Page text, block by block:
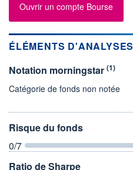
Ouvrir un compte Bourse
ÉLÉMENTS D'ANALYSES
Notation morningstar (1)
Catégorie de fonds non notée
Risque du fonds
0/7
Ratio de Sharpe